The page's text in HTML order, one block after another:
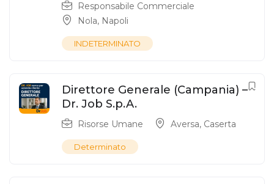
Responsabile Commerciale
Nola, Napoli
INDETERMINATO
Direttore Generale (Campania) –
Dr. Job S.p.A.
Risorse Umane Aversa, Caserta
Determinato